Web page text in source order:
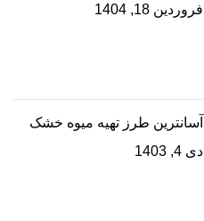
فروردین 18, 1404
آسانترین طرز تهیه میوه خشک
دی 4, 1403